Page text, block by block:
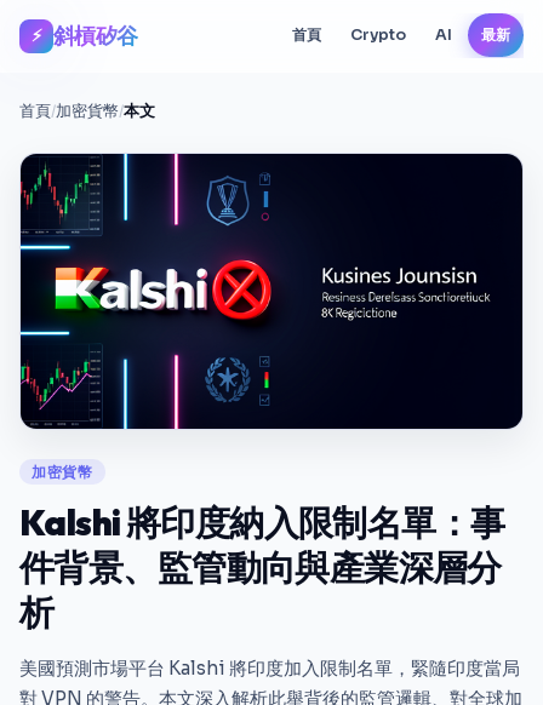
⚡ 斜槓矽谷 首頁 Crypto AI 最新
首頁/加密貨幣/本文
加密貨幣
Kalshi 將印度納入限制名單：事
件背景、監管動向與產業深層分
析
美國預測市場平台 Kalshi 將印度加入限制名單，緊隨印度當局
對 VPN 的警告。本文深入解析此舉背後的監管邏輯、對全球加